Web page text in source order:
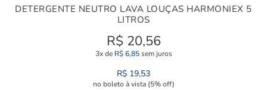
DETERGENTE NEUTRO LAVA LOUÇAS HARMONIEX 5
LITROS
R$ 20,56
3x de R$6,85sem juros
R$ 19,53
no boleto à vista (5% off)